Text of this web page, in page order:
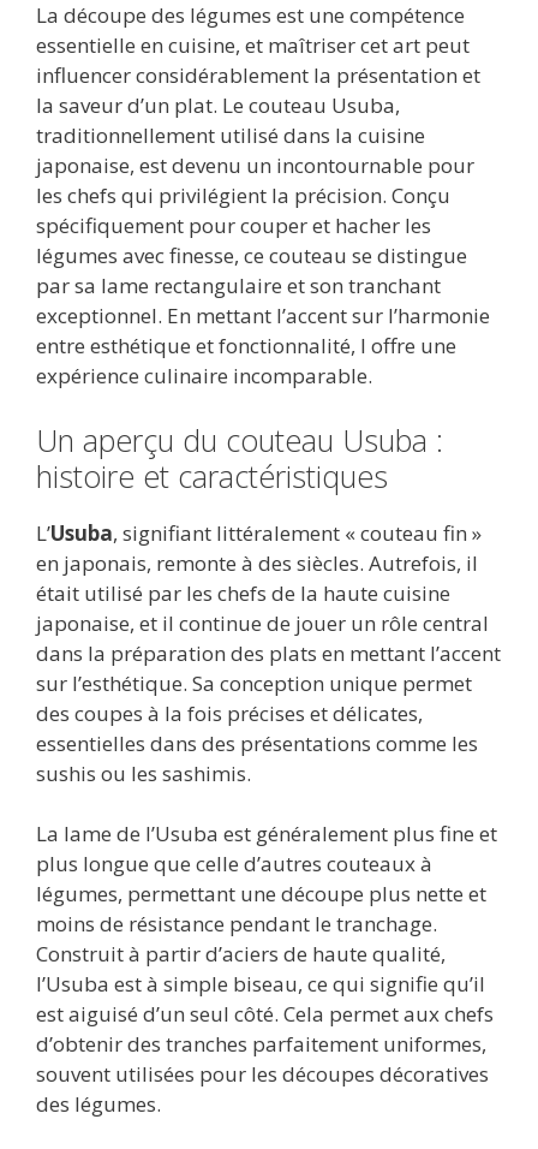
La découpe des légumes est une compétence
essentielle en cuisine, et maîtriser cet art peut
influencer considérablement la présentation et
la saveur d’un plat. Le couteau Usuba,
traditionnellement utilisé dans la cuisine
japonaise, est devenu un incontournable pour
les chefs qui privilégient la précision. Conçu
spécifiquement pour couper et hacher les
légumes avec finesse, ce couteau se distingue
par sa lame rectangulaire et son tranchant
exceptionnel. En mettant l’accent sur l’harmonie
entre esthétique et fonctionnalité, l offre une
expérience culinaire incomparable.
Un aperçu du couteau Usuba :
histoire et caractéristiques
L’Usuba, signifiant littéralement « couteau fin »
en japonais, remonte à des siècles. Autrefois, il
était utilisé par les chefs de la haute cuisine
japonaise, et il continue de jouer un rôle central
dans la préparation des plats en mettant l’accent
sur l’esthétique. Sa conception unique permet
des coupes à la fois précises et délicates,
essentielles dans des présentations comme les
sushis ou les sashimis.
La lame de l’Usuba est généralement plus fine et
plus longue que celle d’autres couteaux à
légumes, permettant une découpe plus nette et
moins de résistance pendant le tranchage.
Construit à partir d’aciers de haute qualité,
l’Usuba est à simple biseau, ce qui signifie qu’il
est aiguisé d’un seul côté. Cela permet aux chefs
d’obtenir des tranches parfaitement uniformes,
souvent utilisées pour les découpes décoratives
des légumes.